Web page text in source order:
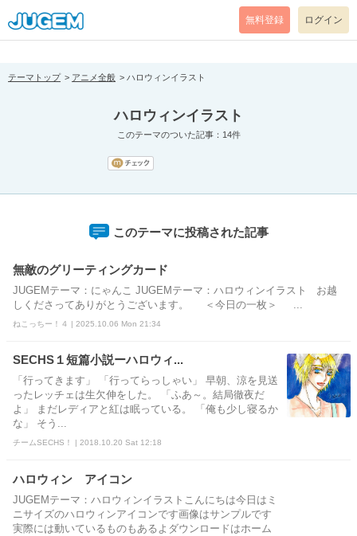
[pear_error: message="Success" code=0 mode=return level=notice
prefix="" info=""]
無料登録 ログイン
テーマトップ アニメ全般 ハロウィンイラスト
ハロウィンイラスト
このテーマのついた記事：14件
このテーマに投稿された記事
無敵のグリーティングカード
JUGEMテーマ：にゃんこ JUGEMテーマ：ハロウィンイラスト お越
しくださってありがとうございます。 ＜今日の一枚＞ ...
ねこっちー！４ | 2025.10.06 Mon 21:34
SECHS１短篇小説ーハロウィ...
「行ってきます」 「行ってらっしゃい」 早朝、涼を見送
ったレッチェは生欠伸をした。 「ふあ～。結局徹夜だ
よ」 まだレディアと紅は眠っている。 「俺も少し寝るか
な」 そう...
チームSECHS！ | 2018.10.20 Sat 12:18
ハロウィン アイコン
JUGEMテーマ：ハロウィンイラストこんにちは今日はミ
ニサイズのハロウィンアイコンです画像はサンプルです
実際には動いているものもあるよダウンロードはホーム